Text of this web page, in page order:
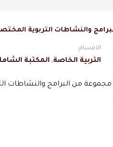
والنشاطات التربوية
الاقسام
التربية الخاصة, المكتبة
مجموعة من البرامج والنشاطات